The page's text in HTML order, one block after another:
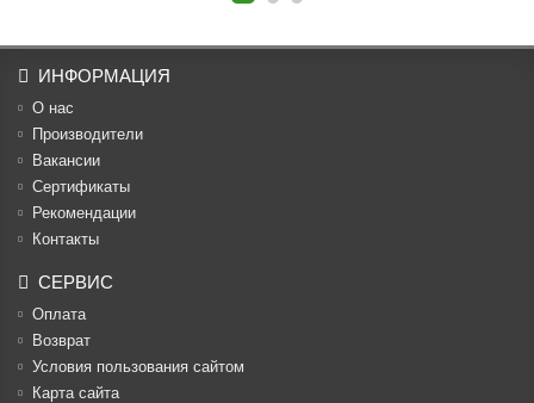
ИНФОРМАЦИЯ
О нас
Производители
Вакансии
Cертификаты
Рекомендации
Контакты
СЕРВИС
Оплата
Возврат
Условия пользования сайтом
Карта сайта